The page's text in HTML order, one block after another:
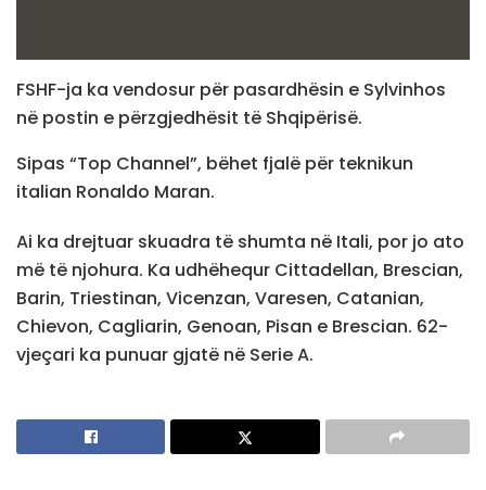
FSHF-ja ka vendosur për pasardhësin e Sylvinhos
në postin e përzgjedhësit të Shqipërisë.
Sipas “Top Channel”, bëhet fjalë për teknikun
italian Ronaldo Maran.
Ai ka drejtuar skuadra të shumta në Itali, por jo ato
më të njohura. Ka udhëhequr Cittadellan, Brescian,
Barin, Triestinan, Vicenzan, Varesen, Catanian,
Chievon, Cagliarin, Genoan, Pisan e Brescian. 62-
vjeçari ka punuar gjatë në Serie A.